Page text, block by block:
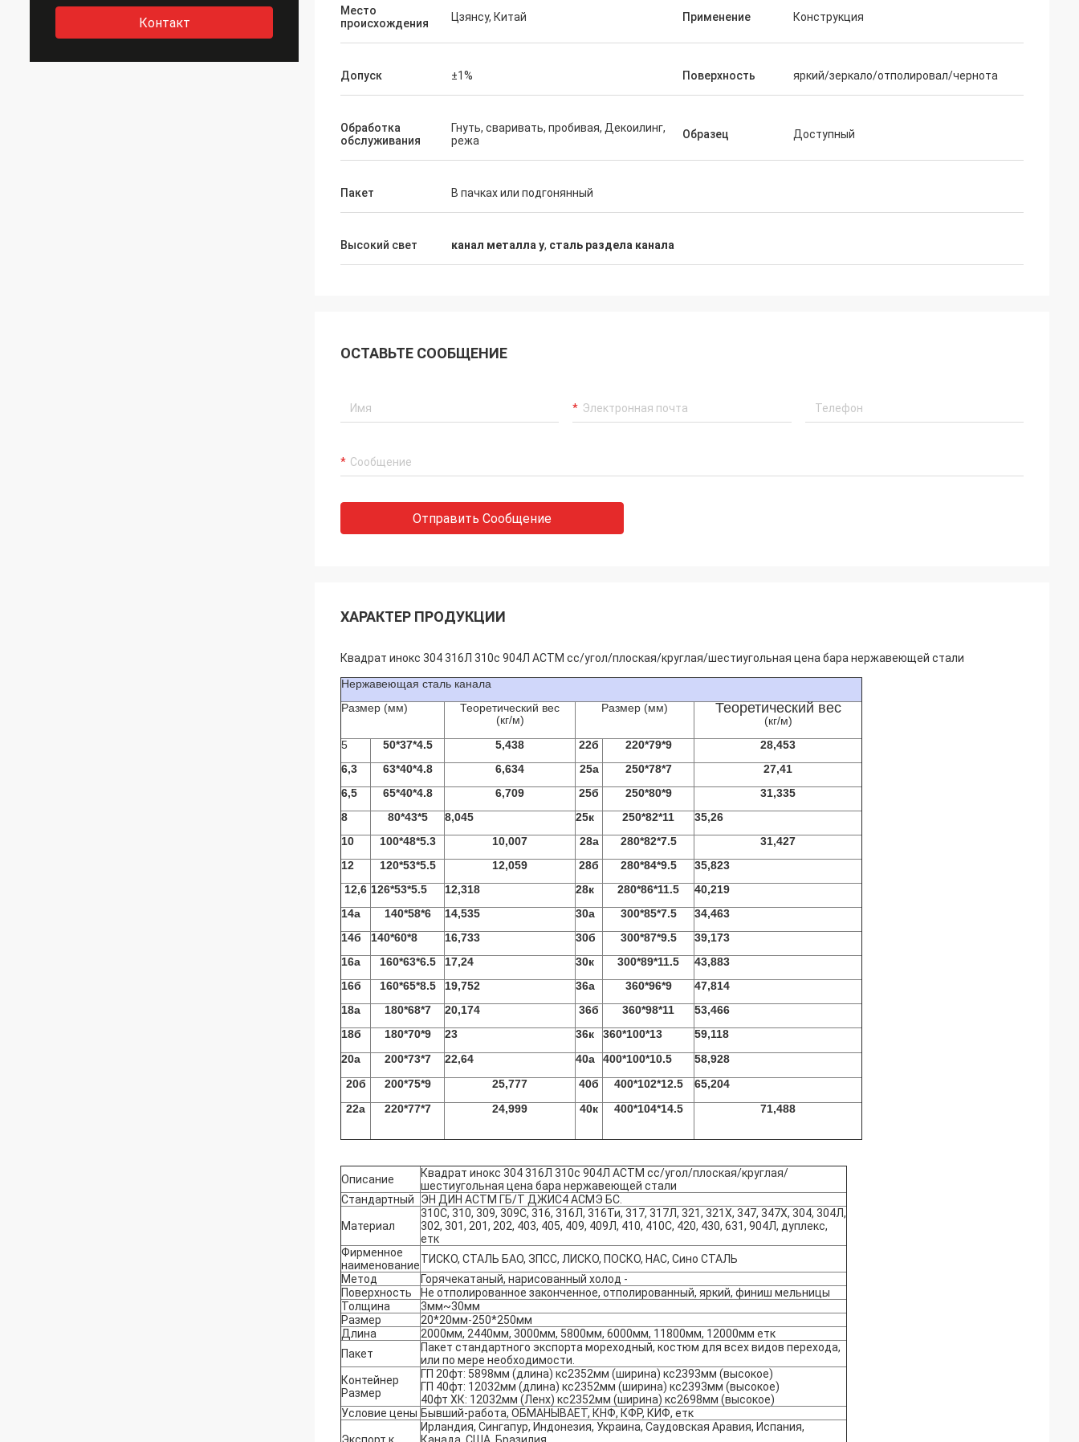
Контакт
Место
происхождения
Цзянсу, Китай Применение Конструкция
Допуск ±1% Поверхность яркий/зеркало/отполировал/чернота
Обработка
обслуживания
Гнуть, сваривать, пробивая, Декоилинг,
режа
Образец Доступный
Пакет В пачках или подгонянный
Высокий свет канал металла у, сталь раздела канала
ОСТАВЬТЕ СООБЩЕНИЕ
Отправить Сообщение
ХАРАКТЕР ПРОДУКЦИИ
Квадрат инокс 304 316Л 310с 904Л АСТМ сс/угол/плоская/круглая/шестиугольная цена бара нержавеющей стали
Нержавеющая сталь канала
Размер (мм)
Теоретический вес
(кг/м)
Размер (мм) Теоретический вес
(кг/м)
5
50*37*4.5 5,438 22б 220*79*9
28,453
6,3
63*40*4.8 6,634 25а 250*78*7
27,41
6,5
65*40*4.8 6,709 25б 250*80*9
31,335
8
80*43*5 8,045 25к 250*82*11
35,26
10
100*48*5.3 10,007 28а 280*82*7.5
31,427
12
120*53*5.5 12,059 28б 280*84*9.5
35,823
12,6 126*53*5.5 12,318 28к 280*86*11.5
40,219
14а
140*58*6 14,535 30а 300*85*7.5
34,463
14б
140*60*8 16,733 30б 300*87*9.5
39,173
16а
160*63*6.5 17,24 30к 300*89*11.5
43,883
16б
160*65*8.5 19,752 36а 360*96*9
47,814
18а
180*68*7 20,174 36б 360*98*11
53,466
18б
180*70*9 23 36к 360*100*13
59,118
20а
200*73*7 22,64 40а 400*100*10.5
58,928
20б
200*75*9 25,777 40б 400*102*12.5
65,204
22а
220*77*7 24,999 40к 400*104*14.5 71,488
Описание
Квадрат инокс 304 316Л 310с 904Л АСТМ сс/угол/плоская/круглая/
шестиугольная цена бара нержавеющей стали
Стандартный
ЭН ДИН АСТМ ГБ/Т ДЖИС4 АСМЭ БС.
Материал
310С, 310, 309, 309С, 316, 316Л, 316Ти, 317, 317Л, 321, 321Х, 347, 347Х, 304, 304Л,
302, 301, 201, 202, 403, 405, 409, 409Л, 410, 410С, 420, 430, 631, 904Л, дуплекс,
етк
Фирменное
наименованиеТИСКО, СТАЛЬ БАО, ЗПСС, ЛИСКО, ПОСКО, НАС, Сино СТАЛЬ
Метод
Горячекатаный, нарисованный холод -
Поверхность
Не отполированное законченное, отполированный, яркий, финиш мельницы
Толщина
3мм~30мм
Размер
20*20мм-250*250мм
Длина
2000мм, 2440мм, 3000мм, 5800мм, 6000мм, 11800мм, 12000мм етк
Пакет
Пакет стандартного экспорта мореходный, костюм для всех видов перехода,
или по мере необходимости.
Контейнер
Размер
ГП 20фт: 5898мм (длина) кс2352мм (ширина) кс2393мм (высокое)
ГП 40фт: 12032мм (длина) кс2352мм (ширина) кс2393мм (высокое)
40фт ХК: 12032мм (Ленх) кс2352мм (ширина) кс2698мм (высокое)
Условие цены Бывший-работа, ОБМАНЫВАЕТ, КНФ, КФР, КИФ, етк
Ирландия, Сингапур, Индонезия, Украина, Саудовская Аравия, Испания,